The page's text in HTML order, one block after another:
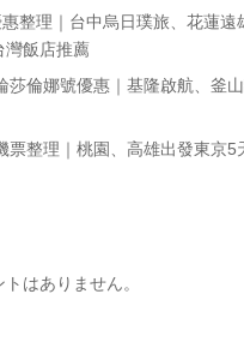
整理｜台中烏日璞旅、花蓮遠
灣飯店推薦
莎倫娜號優惠｜基隆啟航、釜
票整理｜桃園、高雄出發東京5
はありません。